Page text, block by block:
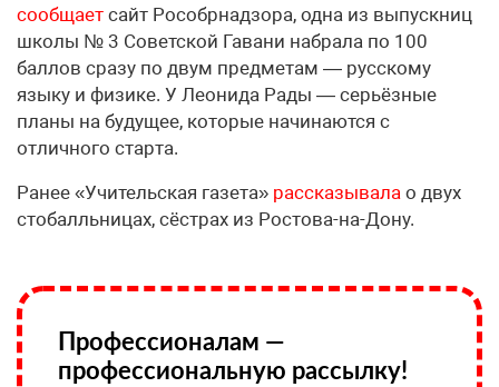
сообщает сайт Рособрнадзора, одна из выпускниц
школы № 3 Советской Гавани набрала по 100
баллов сразу по двум предметам — русскому
языку и физике. У Леонида Рады — серьёзные
планы на будущее, которые начинаются с
отличного старта.
Ранее «Учительская газета» рассказывала о двух
стобалльницах, сёстрах из Ростова-на-Дону.
Профессионалам —
профессиональную рассылку!